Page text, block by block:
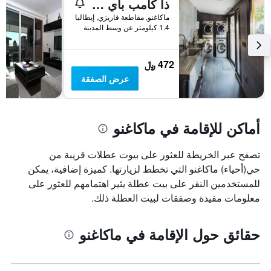
ذا كامب باي ماجور سويتس
ماكاغنو, مقاطعة فاريزي, إيطاليا
1.4 كيلومتر عن وسط المدينة
472 ﷼
عرض الصفقة
أماكن للإقامة في ماكاغنو
تصفح عبر الخريطة للعثور على بيوت عطلات قريبة من
حي(أحياء) ماكاغنو التي تخطط لزيارتها. كميزة إضافية، يمكن
للمستخدمين النقر على بيت عطلة يثير اهتمامهم للعثور على
معلومات مفيدة وصفقات لبيت العطلة ذلك.
حقائق حول الإقامة في ماكاغنو